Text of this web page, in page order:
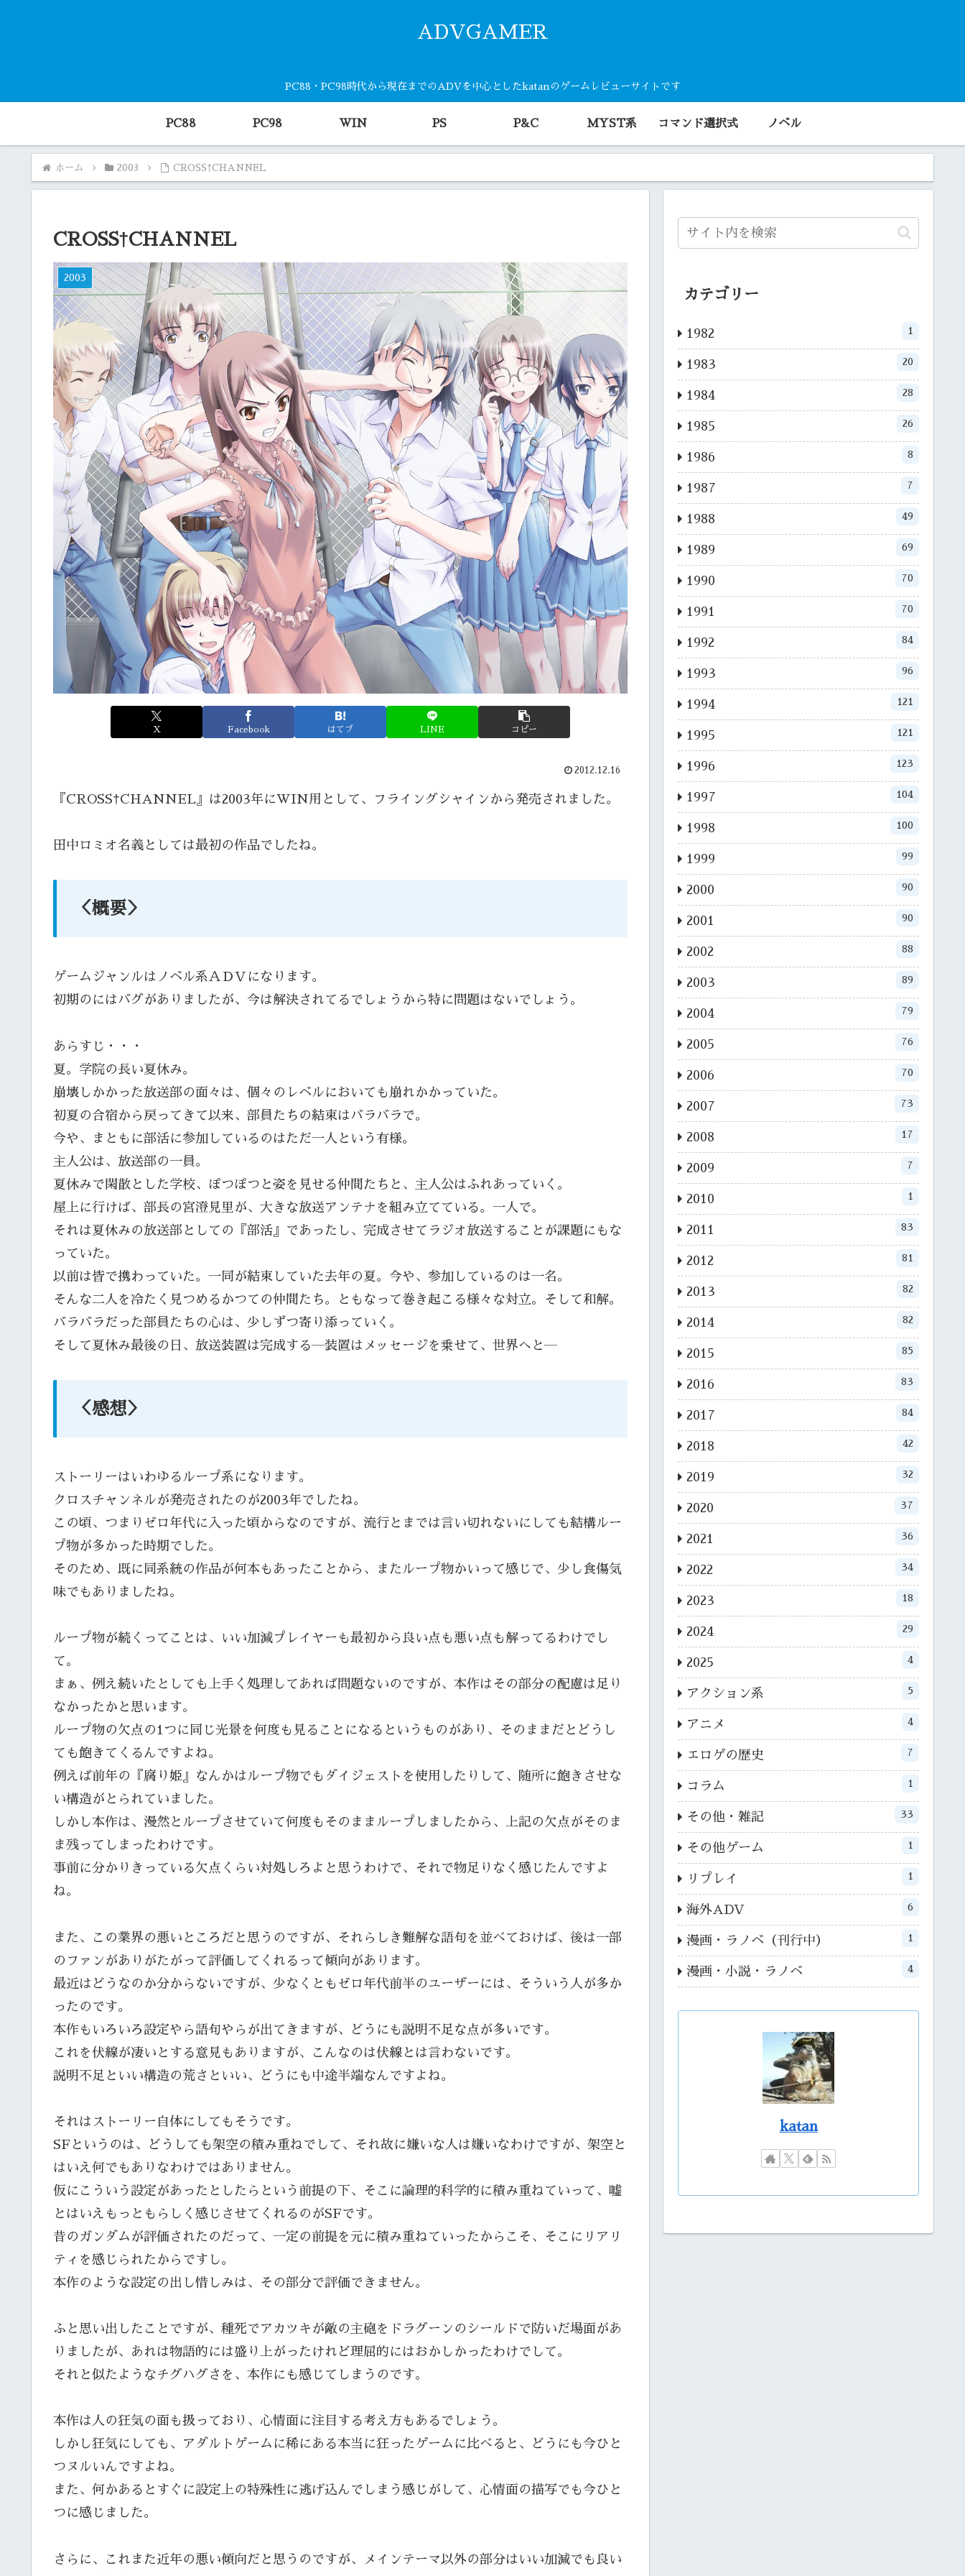
ADVGAMER
PC88・PC98時代から現在までのADVを中心としたkatanのゲームレビューサイトです
PC88 PC98 WIN PS P&C MYST系 コマンド選択式 ノベル
ホーム 2003 CROSS†CHANNEL
CROSS†CHANNEL
2003
X Facebook はてブ LINE コピー
2012.12.16
『CROSS†CHANNEL』は2003年にWIN用として、フライングシャインから発売されました。
田中ロミオ名義としては最初の作品でしたね。
＜概要＞
ゲームジャンルはノベル系ＡＤＶになります。
初期のにはバグがありましたが、今は解決されてるでしょうから特に問題はないでしょう。
あらすじ・・・
夏。学院の長い夏休み。
崩壊しかかった放送部の面々は、個々のレベルにおいても崩れかかっていた。
初夏の合宿から戻ってきて以来、部員たちの結束はバラバラで。
今や、まともに部活に参加しているのはただ一人という有様。
主人公は、放送部の一員。
夏休みで閑散とした学校、ぽつぽつと姿を見せる仲間たちと、主人公はふれあっていく。
屋上に行けば、部長の宮澄見里が、大きな放送アンテナを組み立てている。一人で。
それは夏休みの放送部としての『部活』であったし、完成させてラジオ放送することが課題にもな
っていた。
以前は皆で携わっていた。一同が結束していた去年の夏。今や、参加しているのは一名。
そんな二人を冷たく見つめるかつての仲間たち。ともなって巻き起こる様々な対立。そして和解。
バラバラだった部員たちの心は、少しずつ寄り添っていく。
そして夏休み最後の日、放送装置は完成する―装置はメッセージを乗せて、世界へと―
＜感想＞
ストーリーはいわゆるループ系になります。
クロスチャンネルが発売されたのが2003年でしたね。
この頃、つまりゼロ年代に入った頃からなのですが、流行とまでは言い切れないにしても結構ルー
プ物が多かった時期でした。
そのため、既に同系統の作品が何本もあったことから、またループ物かいって感じで、少し食傷気
味でもありましたね。
ループ物が続くってことは、いい加減プレイヤーも最初から良い点も悪い点も解ってるわけでし
て。
まぁ、例え続いたとしても上手く処理してあれば問題ないのですが、本作はその部分の配慮は足り
なかったかと思います。
ループ物の欠点の1つに同じ光景を何度も見ることになるというものがあり、そのままだとどうし
ても飽きてくるんですよね。
例えば前年の『腐り姫』なんかはループ物でもダイジェストを使用したりして、随所に飽きさせな
い構造がとられていました。
しかし本作は、漫然とループさせていて何度もそのままループしましたから、上記の欠点がそのま
ま残ってしまったわけです。
事前に分かりきっている欠点くらい対処しろよと思うわけで、それで物足りなく感じたんですよ
ね。
また、この業界の悪いところだと思うのですが、それらしき難解な語句を並べておけば、後は一部
のファンがありがたがって評価してくれるって傾向があります。
最近はどうなのか分からないですが、少なくともゼロ年代前半のユーザーには、そういう人が多か
ったのです。
本作もいろいろ設定やら語句やらが出てきますが、どうにも説明不足な点が多いです。
これを伏線が凄いとする意見もありますが、こんなのは伏線とは言わないです。
説明不足といい構造の荒さといい、どうにも中途半端なんですよね。
それはストーリー自体にしてもそうです。
SFというのは、どうしても架空の積み重ねでして、それ故に嫌いな人は嫌いなわけですが、架空と
はいえ何でもありなわけではありません。
仮にこういう設定があったとしたらという前提の下、そこに論理的科学的に積み重ねていって、嘘
とはいえもっともらしく感じさせてくれるのがSFです。
昔のガンダムが評価されたのだって、一定の前提を元に積み重ねていったからこそ、そこにリアリ
ティを感じられたからですし。
本作のような設定の出し惜しみは、その部分で評価できません。
ふと思い出したことですが、種死でアカツキが敵の主砲をドラグーンのシールドで防いだ場面があ
りましたが、あれは物語的には盛り上がったけれど理屈的にはおかしかったわけでして。
それと似たようなチグハグさを、本作にも感じてしまうのです。
本作は人の狂気の面も扱っており、心情面に注目する考え方もあるでしょう。
しかし狂気にしても、アダルトゲームに稀にある本当に狂ったゲームに比べると、どうにも今ひと
つヌルいんですよね。
また、何かあるとすぐに設定上の特殊性に逃げ込んでしまう感じがして、心情面の描写でも今ひと
つに感じました。
さらに、これまた近年の悪い傾向だと思うのですが、メインテーマ以外の部分はいい加減でも良い
カテゴリー
1982 1
1983 20
1984 28
1985 26
1986 8
1987 7
1988 49
1989 69
1990 70
1991 70
1992 84
1993 96
1994 121
1995 121
1996 123
1997 104
1998 100
1999 99
2000 90
2001 90
2002 88
2003 89
2004 79
2005 76
2006 70
2007 73
2008 17
2009 7
2010 1
2011 83
2012 81
2013 82
2014 82
2015 85
2016 83
2017 84
2018 42
2019 32
2020 37
2021 36
2022 34
2023 18
2024 29
2025 4
アクション系 5
アニメ 4
エロゲの歴史 7
コラム 1
その他・雑記 33
その他ゲーム 1
リプレイ 1
海外ADV 6
漫画・ラノベ（刊行中） 1
漫画・小説・ラノベ 4
katan